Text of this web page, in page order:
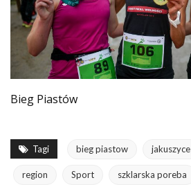
Bieg Piastów
Tagi bieg piastow jakuszyce
region Sport szklarska poreba